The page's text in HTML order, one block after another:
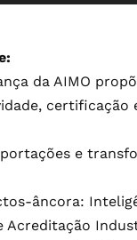
da AIMO
certificação
e
âncora:
Acreditação